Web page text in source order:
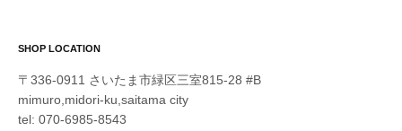
SHOP LOCATION
〒336-0911 さいたま市緑区三室815-28 #B
mimuro,midori-ku,saitama city
tel: 070-6985-8543